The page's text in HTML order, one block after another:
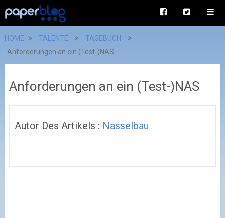
HOME TALENTE
TAGEBUCH
Anforderungen an ein (Test-)NAS
Anforderungen an ein (Test-)NAS
Autor Des Artikels : Nasselbau